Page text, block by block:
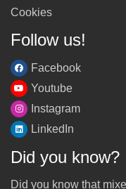
Cookies
Follow us!
Facebook
Youtube
Instagram
LinkedIn
Did you know?
Did you know that